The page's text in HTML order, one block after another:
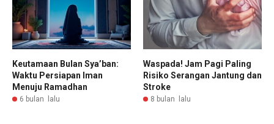
Keutamaan Bulan Sya’ban:
Waktu Persiapan Iman
Menuju Ramadhan
6 bulan lalu
Waspada! Jam Pagi Paling
Risiko Serangan Jantung dan
Stroke
8 bulan lalu